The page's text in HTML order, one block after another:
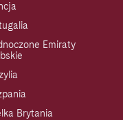
Emiraty
Brytania